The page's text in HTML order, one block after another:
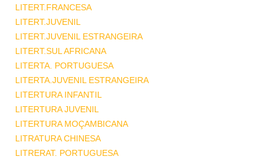
LITERT.FRANCESA
LITERT.JUVENIL
LITERT.JUVENIL ESTRANGEIRA
LITERT.SUL AFRICANA
LITERTA. PORTUGUESA
LITERTA.JUVENIL ESTRANGEIRA
LITERTURA INFANTIL
LITERTURA JUVENIL
LITERTURA MOÇAMBICANA
LITRATURA CHINESA
LITRERAT. PORTUGUESA